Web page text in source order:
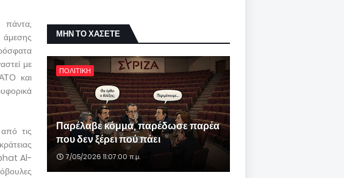
με
και
τις
Al-
ΜΗΝ ΤΟ ΧΑΣΕΤΕ
ΠΟΛΙΤΙΚΗ
Παρέλαβε κόμμα, παρέδωσε παρέα
που δεν ξέρει πού πάει
7/05/2026 11:07:00 π.μ.